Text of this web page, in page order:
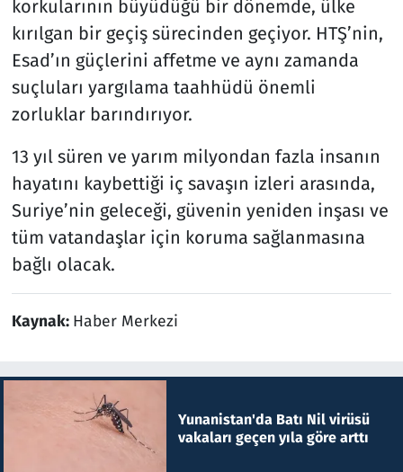
korkularının büyüdüğü bir dönemde, ülke
kırılgan bir geçiş sürecinden geçiyor. HTŞ’nin,
Esad’ın güçlerini affetme ve aynı zamanda
suçluları yargılama taahhüdü önemli
zorluklar barındırıyor.
13 yıl süren ve yarım milyondan fazla insanın
hayatını kaybettiği iç savaşın izleri arasında,
Suriye’nin geleceği, güvenin yeniden inşası ve
tüm vatandaşlar için koruma sağlanmasına
bağlı olacak.
Kaynak: Haber Merkezi
Yunanistan'da Batı Nil virüsü
vakaları geçen yıla göre arttı